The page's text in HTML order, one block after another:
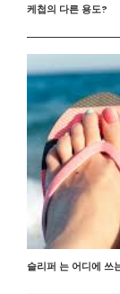
케첩의 다른 용도?
슬리퍼 는 어디에 쓰